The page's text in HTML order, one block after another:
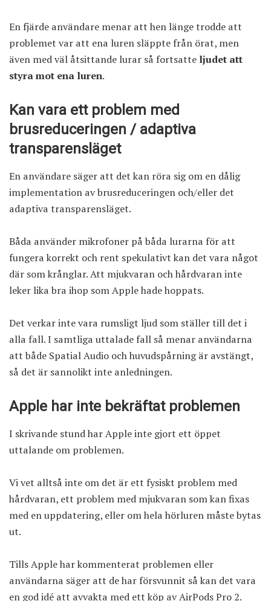
En fjärde användare menar att hen länge trodde att
problemet var att ena luren släppte från örat, men
även med väl åtsittande lurar så fortsatte ljudet att
styra mot ena luren.
Kan vara ett problem med
brusreduceringen / adaptiva
transparensläget
En användare säger att det kan röra sig om en dålig
implementation av brusreduceringen och/eller det
adaptiva transparensläget.
Båda använder mikrofoner på båda lurarna för att
fungera korrekt och rent spekulativt kan det vara något
där som krånglar. Att mjukvaran och hårdvaran inte
leker lika bra ihop som Apple hade hoppats.
Det verkar inte vara rumsligt ljud som ställer till det i
alla fall. I samtliga uttalade fall så menar användarna
att både Spatial Audio och huvudspårning är avstängt,
så det är sannolikt inte anledningen.
Apple har inte bekräftat problemen
I skrivande stund har Apple inte gjort ett öppet
uttalande om problemen.
Vi vet alltså inte om det är ett fysiskt problem med
hårdvaran, ett problem med mjukvaran som kan fixas
med en uppdatering, eller om hela hörluren måste bytas
ut.
Tills Apple har kommenterat problemen eller
användarna säger att de har försvunnit så kan det vara
en god idé att avvakta med ett köp av AirPods Pro 2.